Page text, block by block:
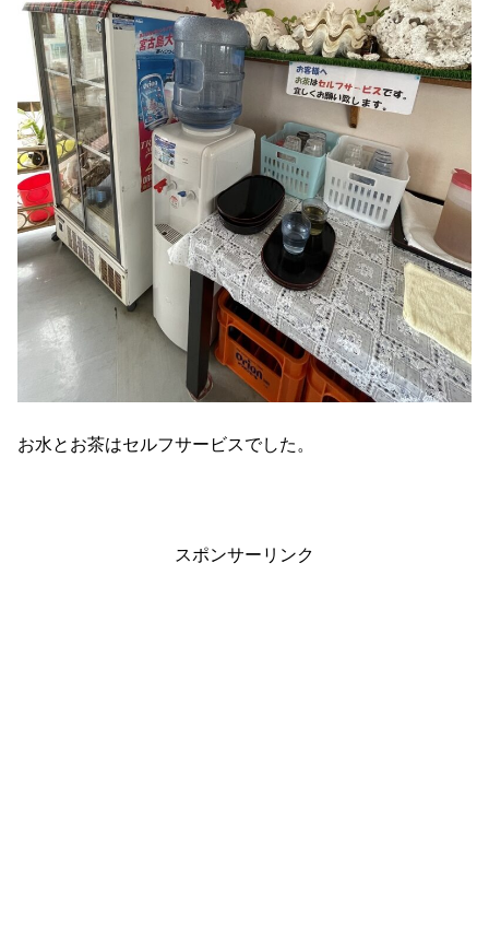
お水とお茶はセルフサービスでした。
スポンサーリンク